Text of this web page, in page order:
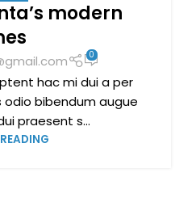
modern
0
hac mi dui a per
bibendum augue
praesent s...